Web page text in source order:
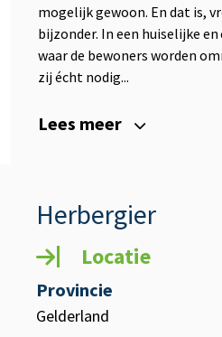
mogelijk gewoon. En dat is,
bijzonder. In een huiselijke
waar de bewoners worden
zij écht nodig...
Lees meer
Herbergier
Locatie
Provincie
Gelderland